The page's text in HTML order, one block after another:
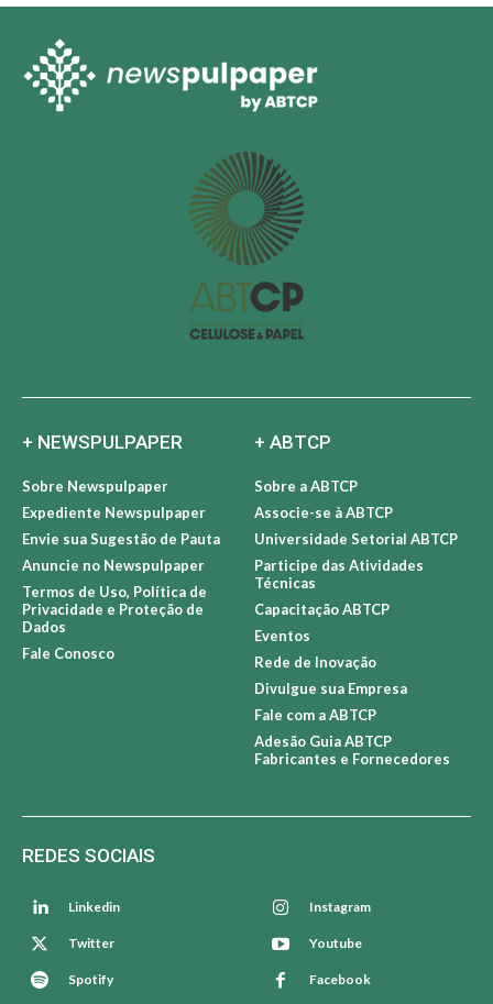
+ NEWSPULPAPER
Sobre Newspulpaper
Expediente Newspulpaper
Envie sua Sugestão de Pauta
Anuncie no Newspulpaper
Termos de Uso, Política de
Privacidade e Proteção de
Dados
Fale Conosco
+ ABTCP
Sobre a ABTCP
Associe-se à ABTCP
Universidade Setorial ABTCP
Participe das Atividades
Técnicas
Capacitação ABTCP
Eventos
Rede de Inovação
Divulgue sua Empresa
Fale com a ABTCP
Adesão Guia ABTCP
Fabricantes e Fornecedores
REDES SOCIAIS
Linkedin Instagram
Twitter Youtube
Spotify Facebook